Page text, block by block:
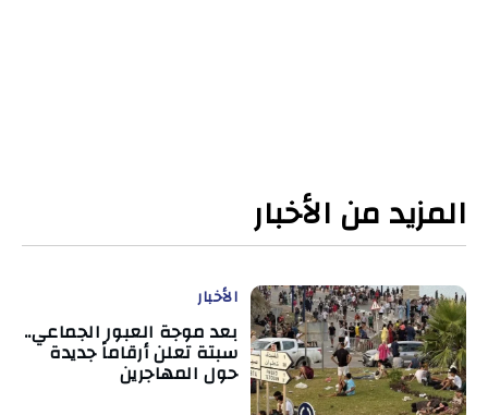
المزيد من الأخبار
الأخبار
بعد موجة العبور الجماعي..
سبتة تعلن أرقاماً جديدة
حول المهاجرين